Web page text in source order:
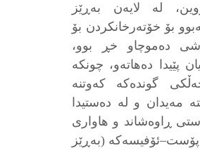
لە لایەن بەڕێز
بۆ خۆتەرخانکردن بۆ
دەموچاو خڕ بوو،
پێیدا دەهاتەو، چونکە
گوندەکە کەوتنە
مەیدان و لە دەستیدا
ڕاوەشاند و هاواری
(بەڕێز